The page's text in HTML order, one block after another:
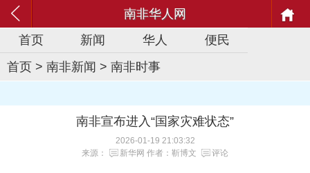
南非华人网
首页
新闻 华人
便民
首页 > 南非新闻 > 南非时事
南非宣布进入“国家灾难状态”
2026-01-19 21:03:32
来源：
新华网 作者：靳博文 评论